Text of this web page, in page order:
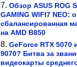
Обзор ASUS ROG
GAMING WIFI7 NEO:
сбалансированная
на AMD B850
GeForce RTX 5070
9070? Битва за
видеокарты